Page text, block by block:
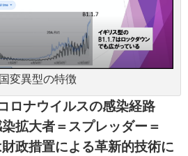
変異型の特徴
ロナウイルスの感染経路
染拡大者＝スプレッダー＝
政措置による革新的技術に